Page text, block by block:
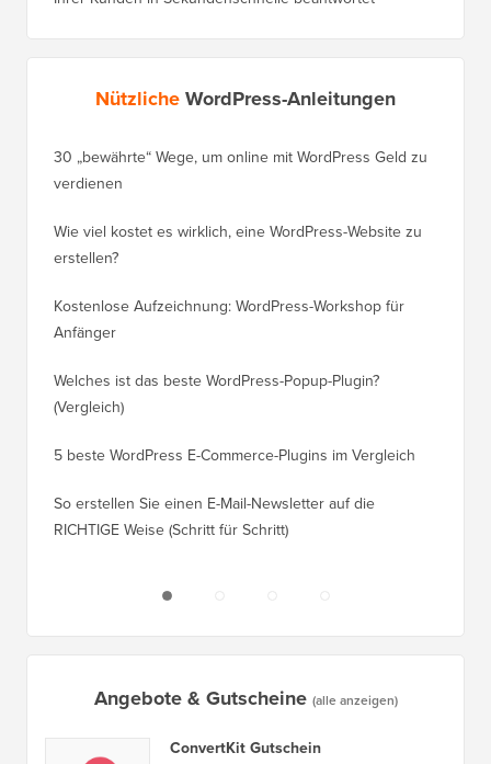
NützlicheWordPress-Anleitungen
30 „bewährte“ Wege, um online mit WordPress Geld zu
verdienen
Wie viel kostet es wirklich, eine WordPress-Website zu
erstellen?
Kostenlose Aufzeichnung: WordPress-Workshop für
Anfänger
Welches ist das beste WordPress-Popup-Plugin?
(Vergleich)
5 beste WordPress E-Commerce-Plugins im Vergleich
So erstellen Sie einen E-Mail-Newsletter auf die
RICHTIGE Weise (Schritt für Schritt)
Angebote & Gutscheine (alle anzeigen)
ConvertKit Gutschein